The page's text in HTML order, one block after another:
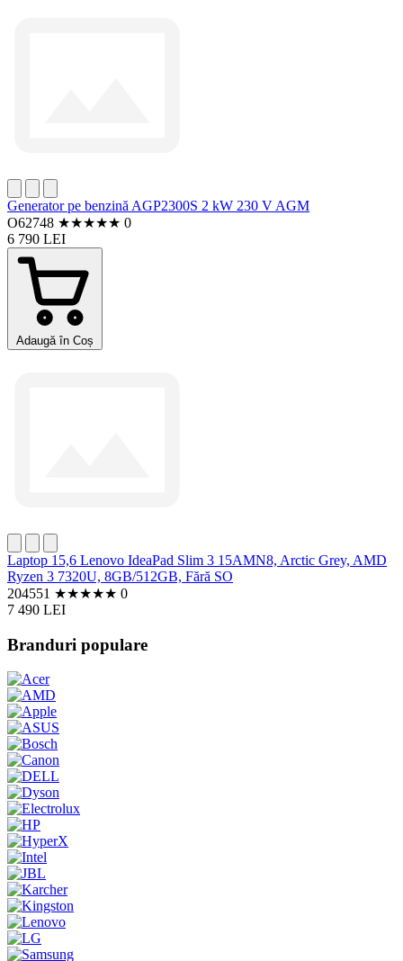
Generator pe benzină AGP2300S 2 kW 230 V AGM
O62748 ★★★★★ 0
6 790 LEI
Adaugă în Coș
Laptop 15,6 Lenovo IdeaPad Slim 3 15AMN8, Arctic Grey, AMD
Ryzen 3 7320U, 8GB/512GB, Fără SO
204551 ★★★★★ 0
7 490 LEI
Branduri populare